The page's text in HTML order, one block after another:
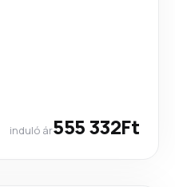
induló ár555 332Ft